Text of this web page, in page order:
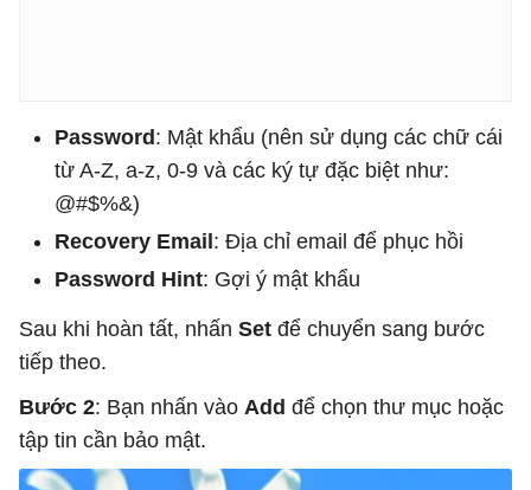
Password : Mật khẩu (nên sử dụng các chữ cái
từ A-Z, a-z, 0-9 và các ký tự đặc biệt như:
@#$%&)
Recovery Email : Địa chỉ email để phục hồi
Password Hint: Gợi ý mật khẩu
Sau khi hoàn tất, nhấn Set để chuyển sang bước
tiếp theo.
Bước 2: Bạn nhấn vào Add để chọn thư mục hoặc
tập tin cần bảo mật.